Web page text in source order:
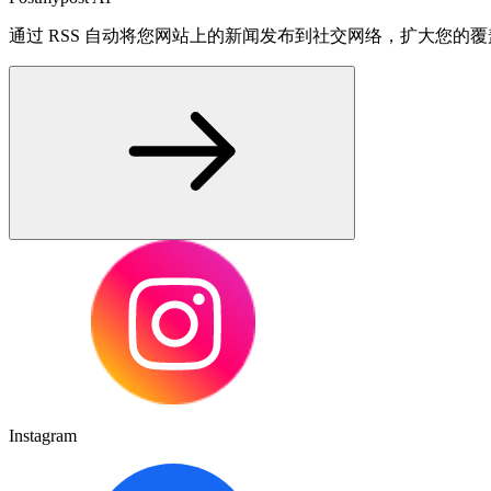
通过 RSS 自动将您网站上的新闻发布到社交网络，扩大您的覆
Instagram